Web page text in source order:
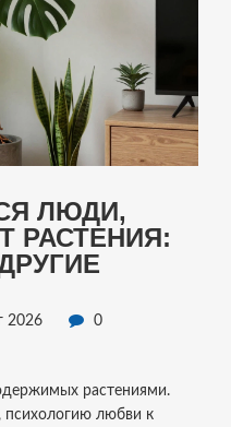
ЛЮДИ,
РАСТЕНИЯ:
2026
0
растениями.
психологию любви к